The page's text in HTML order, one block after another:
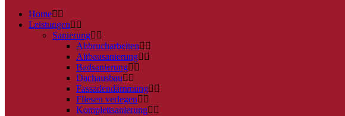
Home
Leistungen
Sanierung
Abbrucharbeiten
Altbausanierung
Badsanierung
Dachausbau
Fassadendämmung
Fliesen verlegen
Komplettsanierung